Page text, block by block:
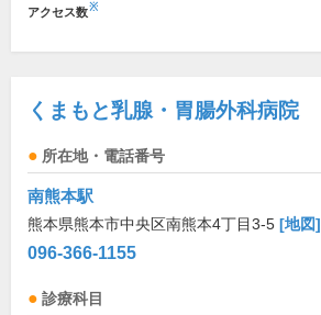
アクセス数※
くまもと乳腺・胃腸外科病院
所在地・電話番号
南熊本駅
熊本県熊本市中央区南熊本4丁目3-5 [地図]
096-366-1155
診療科目